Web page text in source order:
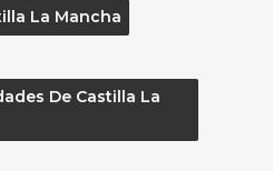
La Mancha
De Castilla La